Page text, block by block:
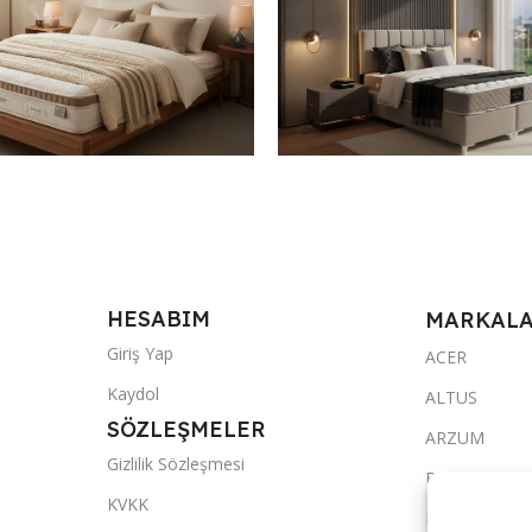
HESABIM
Giriş Yap
Kaydol
SÖZLEŞMELER
Gizlilik Sözleşmesi
KVKK
ACER
ALTUS
ARZUM
BRAUN